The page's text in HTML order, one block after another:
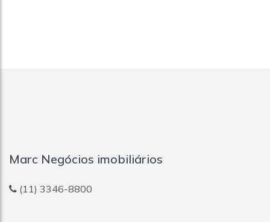
Marc Negócios imobiliários
(11) 3346-8800